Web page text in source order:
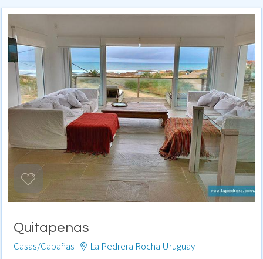
Quitapenas
Casas/Cabañas -
La Pedrera Rocha Uruguay